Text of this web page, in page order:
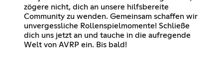
zögere nicht, dich an unsere hilfsbereite
Community zu wenden. Gemeinsam schaffen wir
unvergessliche Rollenspielmomente! Schließe
dich uns jetzt an und tauche in die aufregende
Welt von AVRP ein. Bis bald!